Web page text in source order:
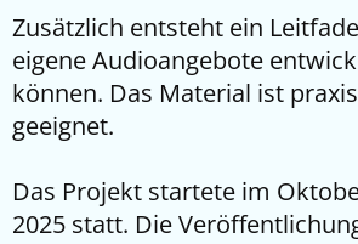
Zusätzlich entsteht ein
eigene Audioangebote
können. Das Material ist
geeignet.
Das Projekt startete im
2025 statt. Die